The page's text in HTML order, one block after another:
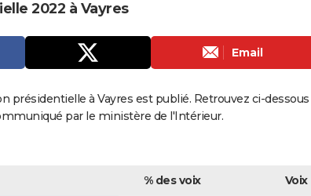
2022 à Vayres
Email
présidentielle à Vayres est publié. Retrouvez ci-dessous
par le ministère de l'Intérieur.
% des voix
Voix